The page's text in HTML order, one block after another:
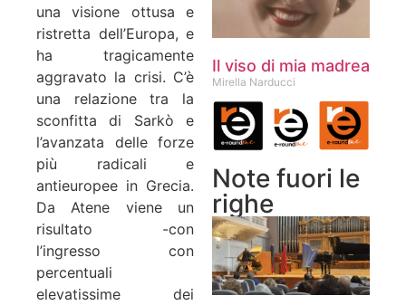
una visione ottusa e
ristretta dell’Europa, e
ha tragicamente
aggravato la crisi. C’è
una relazione tra la
sconfitta di Sarkò e
l’avanzata delle forze
più radicali e
antieuropee in Grecia.
Da Atene viene un
risultato -con
l’ingresso con
percentuali
elevatissime dei
Il viso di mia madrea
Mirella Narducci
Note fuori le
righe